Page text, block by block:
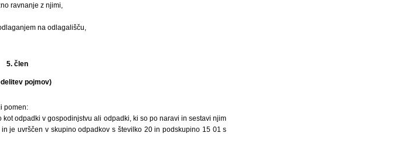
ravnanje z njimi,
na odlagališču,
5. člen
pojmov)
pomen:
odpadki v gospodinjstvu ali odpadki, ki so po naravi in sestavi njim
je uvrščen v skupino odpadkov s številko 20 in podskupino 15 01 s